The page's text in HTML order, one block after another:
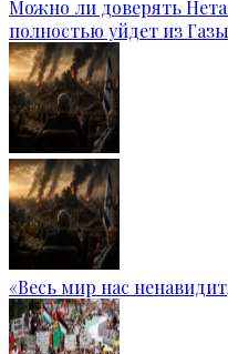
Можно ли доверять
полностью уйдет из
«Весь мир нас